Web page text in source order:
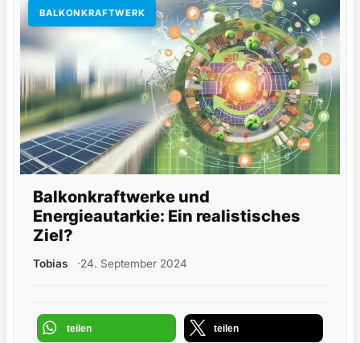
BALKONKRAFTWERK
Balkonkraftwerke und
Energieautarkie: Ein realistisches
Ziel?
Tobias 24. September 2024
teilen teilen